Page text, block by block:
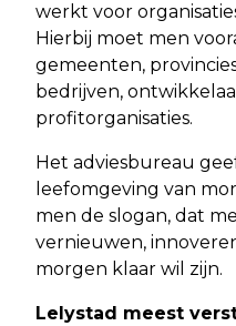
werkt voor
Hierbij moet men
gemeenten,
bedrijven,
profitorganisaties.
Het adviesbureau
leefomgeving van
men de slogan, dat
vernieuwen,
morgen klaar wil zijn.
Lelystad meest